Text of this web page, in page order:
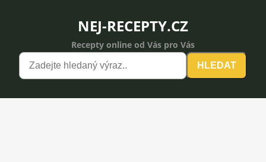
NEJ-RECEPTY.CZ
Recepty online od Vás pro Vás